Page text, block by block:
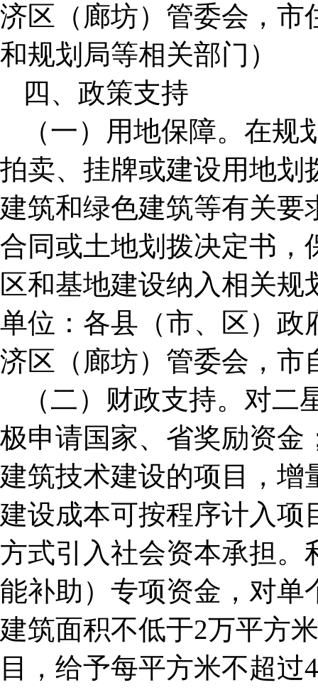
济区（廊坊）管委会，市
和规划局等相关部门）
四、政策支持
（一）用地保障。在
拍卖、挂牌或建设用地划
建筑和绿色建筑等有关要
合同或土地划拨决定书，
区和基地建设纳入相关
单位：各县（市、区）政
济区（廊坊）管委会，市
（二）财政支持。对
极申请国家、省奖励资金
建筑技术建设的项目，增
建设成本可按程序计入项
方式引入社会资本承担。
能补助）专项资金，对单
建筑面积不低于2万平方
目，给予每平方米不超